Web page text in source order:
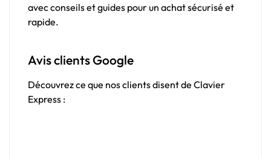
avec conseils et guides pour un achat sécurisé et
rapide.
Avis clients Google
Découvrez ce que nos clients disent de Clavier
Express :